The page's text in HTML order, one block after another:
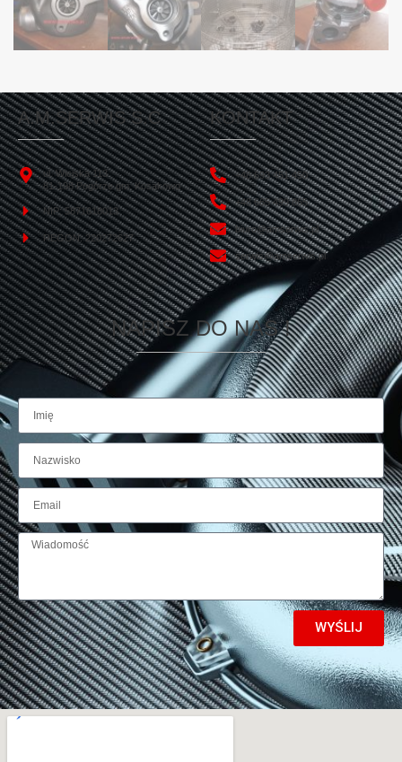
A.M.SERWIS S.C
ul. Wiejska 113
81-198 Pogórze gm. Kosakowo
NIP: 5871618013
REGON: 220272627
KONTAKT
+48 693 451 450
+48 665 499 865
biuro@amserwis.pl
serwis@amserwis.pl
NAPISZ DO NAS !
WYŚLIJ